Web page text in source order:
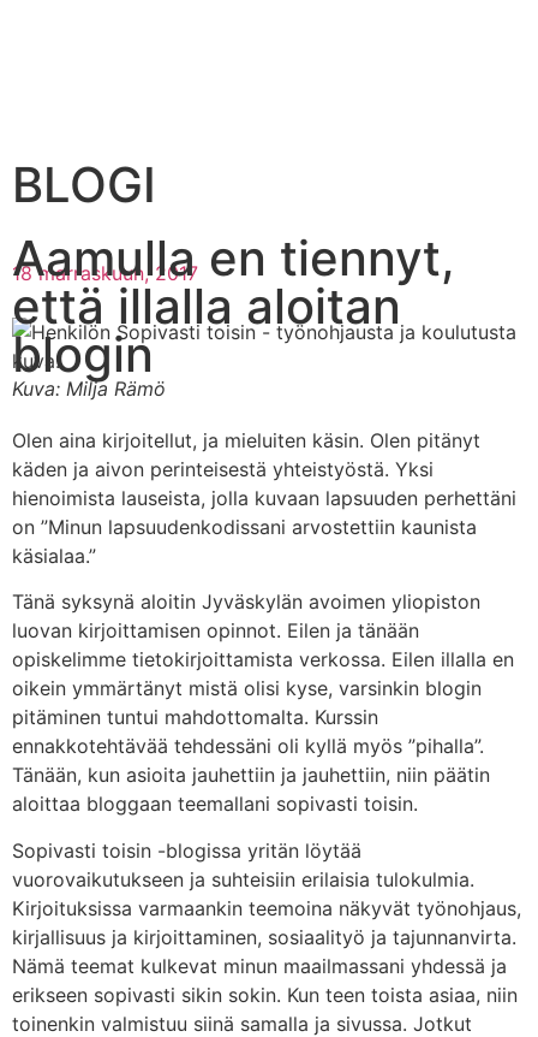
BLOGI
Aamulla en tiennyt,
että illalla aloitan
blogin
18 marraskuun, 2017
Kuva: Milja Rämö
Olen aina kirjoitellut, ja mieluiten käsin. Olen pitänyt
käden ja aivon perinteisestä yhteistyöstä. Yksi
hienoimista lauseista, jolla kuvaan lapsuuden perhettäni
on ”Minun lapsuudenkodissani arvostettiin kaunista
käsialaa.”
Tänä syksynä aloitin Jyväskylän avoimen yliopiston
luovan kirjoittamisen opinnot. Eilen ja tänään
opiskelimme tietokirjoittamista verkossa. Eilen illalla en
oikein ymmärtänyt mistä olisi kyse, varsinkin blogin
pitäminen tuntui mahdottomalta. Kurssin
ennakkotehtävää tehdessäni oli kyllä myös ”pihalla”.
Tänään, kun asioita jauhettiin ja jauhettiin, niin päätin
aloittaa bloggaan teemallani sopivasti toisin.
Sopivasti toisin -blogissa yritän löytää
vuorovaikutukseen ja suhteisiin erilaisia tulokulmia.
Kirjoituksissa varmaankin teemoina näkyvät työnohjaus,
kirjallisuus ja kirjoittaminen, sosiaalityö ja tajunnanvirta.
Nämä teemat kulkevat minun maailmassani yhdessä ja
erikseen sopivasti sikin sokin. Kun teen toista asiaa, niin
toinenkin valmistuu siinä samalla ja sivussa. Jotkut